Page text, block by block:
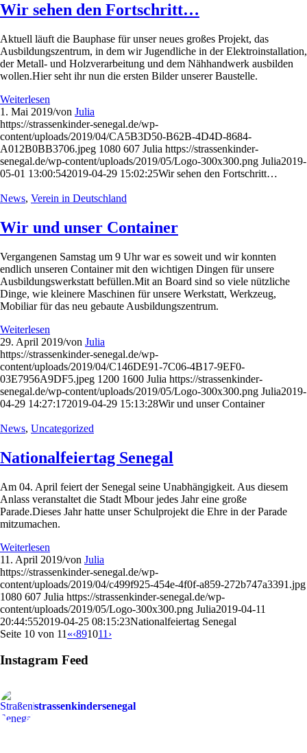
Wir sehen den Fortschritt…
Aktuell läuft die Bauphase für unser neues großes Projekt, das
Ausbildungszentrum, in dem wir Jugendliche in der Elektroinstallation,
der Metall- und Holzverarbeitung und dem Nähhandwerk ausbilden
wollen.Hier seht ihr nun die ersten Bilder unserer Baustelle.
Weiterlesen
1. Mai 2019/von Julia
https://strassenkinder-senegal.de/wp-
content/uploads/2019/04/CA5B3D50-B62B-4D4D-8684-
A012B0BB3706.jpeg 1080 607 Julia https://strassenkinder-
senegal.de/wp-content/uploads/2019/05/Logo-300x300.png Julia2019-
05-01 13:00:542019-04-29 15:02:25Wir sehen den Fortschritt…
News, Verein in Deutschland
Wir und unser Container
Vergangenen Samstag um 9 Uhr war es soweit und wir konnten
endlich unseren Container mit den wichtigen Dingen für unsere
Ausbildungswerkstatt befüllen.Mit an Board sind so viele nützliche
Dinge, wie kleinere Maschinen für unsere Werkstatt, Werkzeug,
Mobiliar für das neu gebaute Ausbildungszentrum.
Weiterlesen
29. April 2019/von Julia
https://strassenkinder-senegal.de/wp-
content/uploads/2019/04/C146DE91-7C06-4B17-9EF0-
03E7956A9DF5.jpeg 1200 1600 Julia https://strassenkinder-
senegal.de/wp-content/uploads/2019/05/Logo-300x300.png Julia2019-
04-29 14:27:172019-04-29 15:13:28Wir und unser Container
News, Uncategorized
Nationalfeiertag Senegal
Am 04. April feiert der Senegal seine Unabhängigkeit. Aus diesem
Anlass veranstaltet die Stadt Mbour jedes Jahr eine große
Parade.Dieses Jahr hatte unser Schulprojekt die Ehre in der Parade
mitzumachen.
Weiterlesen
11. April 2019/von Julia
https://strassenkinder-senegal.de/wp-
content/uploads/2019/04/c499f925-454e-4f0f-a859-272b747a3391.jpg
1080 607 Julia https://strassenkinder-senegal.de/wp-
content/uploads/2019/05/Logo-300x300.png Julia2019-04-11
20:44:552019-04-25 08:15:23Nationalfeiertag Senegal
Seite 10 von 11 «‹891011 ›
Instagram Feed
strassenkindersenegal